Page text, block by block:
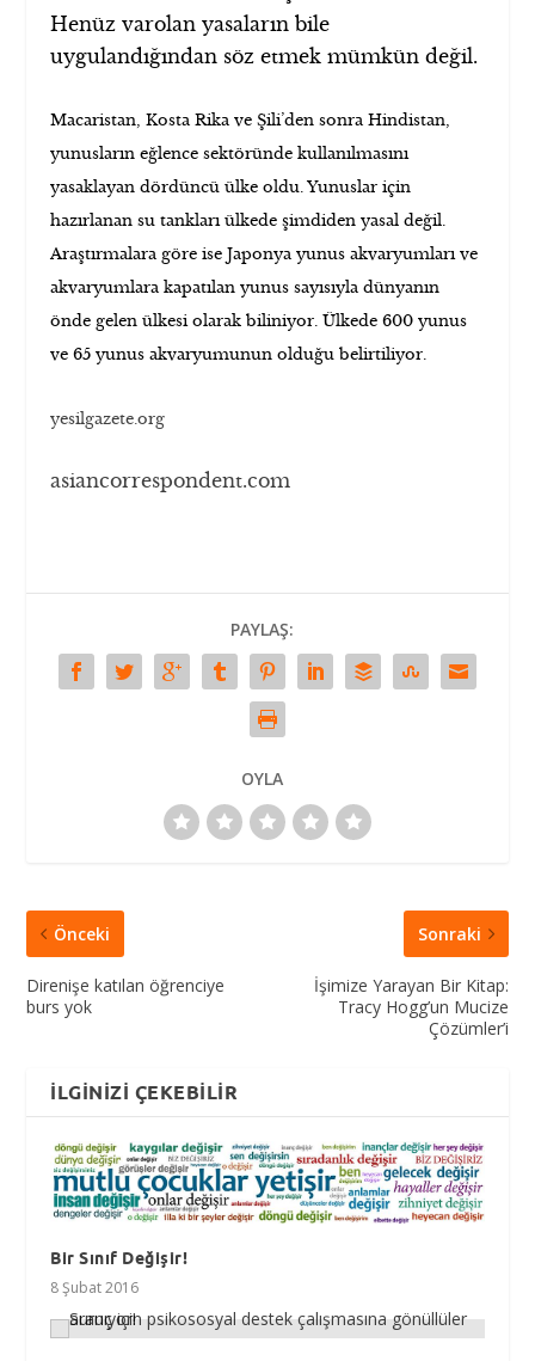
Henüz varolan yasaların bile
uygulandığından söz etmek mümkün değil.
Macaristan, Kosta Rika ve Şili’den sonra Hindistan,
yunusların eğlence sektöründe kullanılmasını
yasaklayan dördüncü ülke oldu. Yunuslar için
hazırlanan su tankları ülkede şimdiden yasal değil.
Araştırmalara göre ise Japonya yunus akvaryumları ve
akvaryumlara kapatılan yunus sayısıyla dünyanın
önde gelen ülkesi olarak biliniyor. Ülkede 600 yunus
ve 65 yunus akvaryumunun olduğu belirtiliyor.
yesilgazete.org
asiancorrespondent.com
PAYLAŞ:
OYLA
Önceki
Direnişe katılan öğrenciye
burs yok
Sonraki
İşimize Yarayan Bir Kitap:
Tracy Hogg’un Mucize
Çözümler’i
İLGINIZI ÇEKEBILIR
Bir Sınıf Değişir!
8 Şubat 2016